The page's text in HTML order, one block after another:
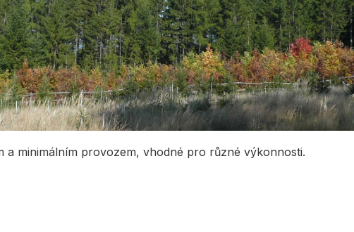
a minimálním provozem, vhodné pro různé výkonnosti.